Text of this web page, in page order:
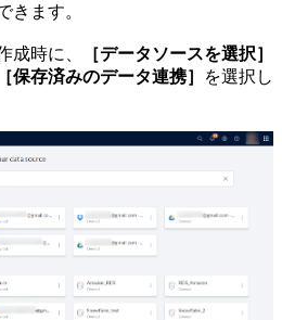
きます。
成時に、
［データソースを選択］
［保存済みのデータ連携］
を選択し